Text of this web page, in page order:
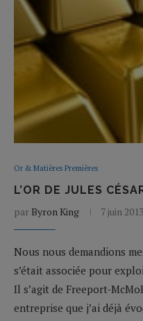
Or & Matières Premières
L’OR DE JULES
par Byron King 7 juin 2013
Nous nous demandions
s’était associée pour
Il s’agit de Freeport-
entreprise que j’ai déjà